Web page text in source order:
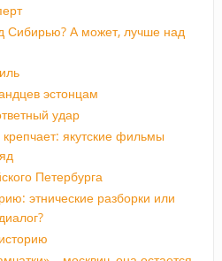
Сибирью? А может, лучше над
эстонцам
удар
якутские фильмы
Петербурга
этнические разборки или